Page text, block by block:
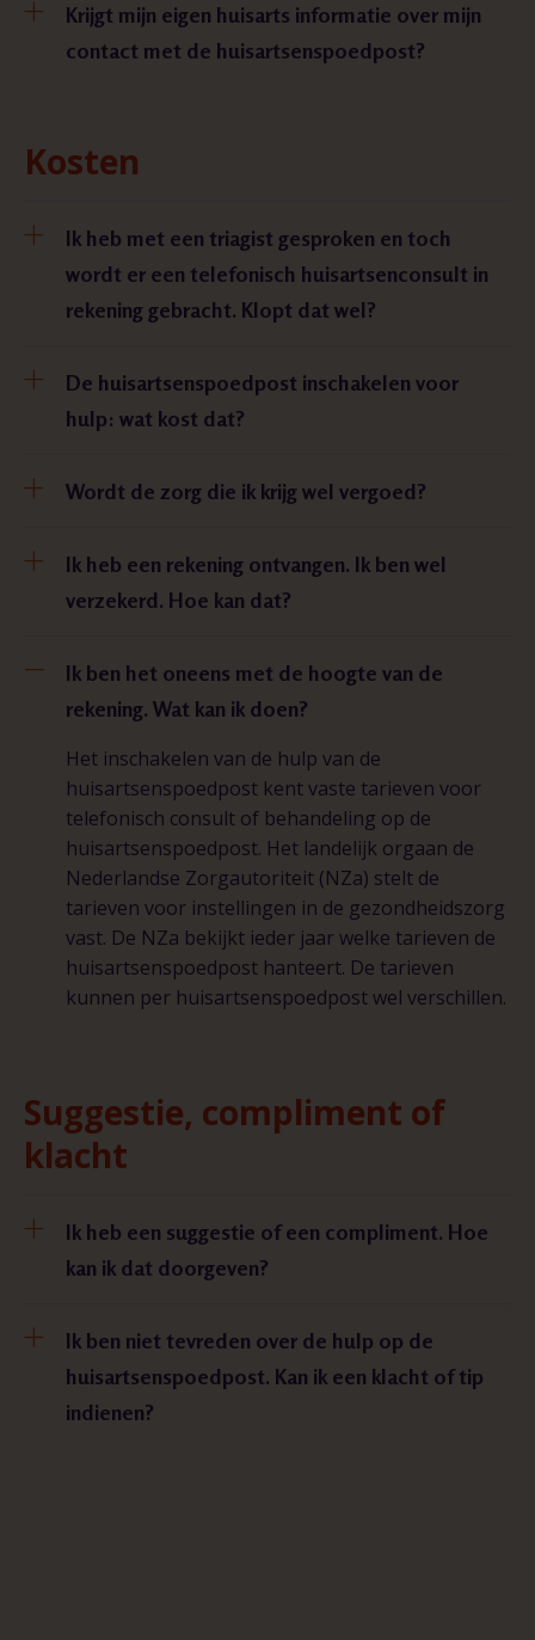
Krijgt mijn eigen huisarts informatie over mijn
contact met de huisartsenspoedpost?
Kosten
Ik heb met een triagist gesproken en toch
wordt er een telefonisch huisartsenconsult in
rekening gebracht. Klopt dat wel?
De huisartsenspoedpost inschakelen voor
hulp: wat kost dat?
Wordt de zorg die ik krijg wel vergoed?
Ik heb een rekening ontvangen. Ik ben wel
verzekerd. Hoe kan dat?
Ik ben het oneens met de hoogte van de
rekening. Wat kan ik doen?
Het inschakelen van de hulp van de
huisartsenspoedpost kent vaste tarieven voor
telefonisch consult of behandeling op de
huisartsenspoedpost. Het landelijk orgaan de
Nederlandse Zorgautoriteit (NZa) stelt de
tarieven voor instellingen in de gezondheidszorg
vast. De NZa bekijkt ieder jaar welke tarieven de
huisartsenspoedpost hanteert. De tarieven
kunnen per huisartsenspoedpost wel verschillen.
Suggestie, compliment of
klacht
Ik heb een suggestie of een compliment. Hoe
kan ik dat doorgeven?
Ik ben niet tevreden over de hulp op de
huisartsenspoedpost. Kan ik een klacht of tip
indienen?